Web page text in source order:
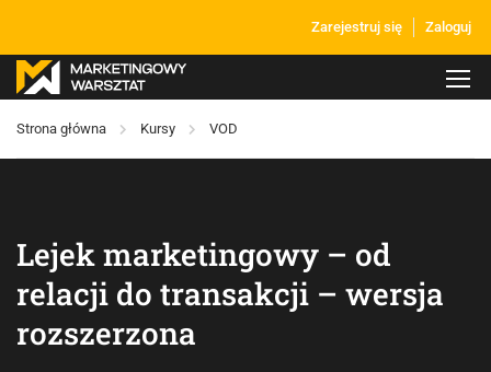
Zarejestruj się Zaloguj
Strona główna Kursy VOD
Lejek marketingowy – od
relacji do transakcji – wersja
rozszerzona